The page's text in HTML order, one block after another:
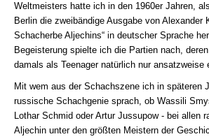
Weltmeisters hatte ich in den 1960er Jahren,
Berlin die zweibändige Ausgabe von Alexander
Schacherbe Aljechins“ in deutscher Sprache
Begeisterung spielte ich die Partien nach,
damals als Teenager natürlich nur ansatzweise
Mit wem aus der Schachszene ich in späteren
russische Schachgenie sprach, ob Wassili
Lothar Schmid oder Artur Jussupow - bei allen
Aljechin unter den größten Meistern der